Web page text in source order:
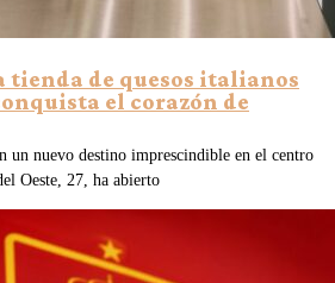
tienda de quesos italianos
el corazón de
un nuevo destino imprescindible en el centro
Oeste, 27, ha abierto